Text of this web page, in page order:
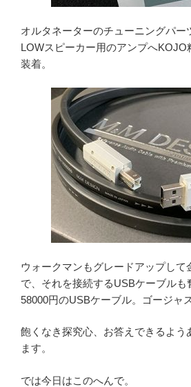
オルタネーターのチューニングパー
LOWスピーカー用のアンプへKOJO
装着。
ウォークマンもグレードアップして
で、それを接続するUSBケーブル
58000円のUSBケーブル。ゴージャ
飽くなき探究心、お答えできるよう
ます。
では今日はこのへんで。